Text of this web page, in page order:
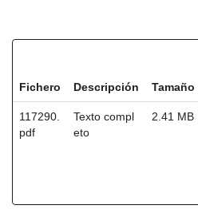
Fichero Descripción Tamaño
117290.
pdf
Texto compl
eto
2.41 MB